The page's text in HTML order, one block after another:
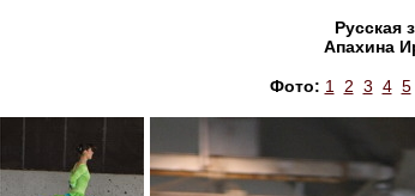
Русская
Апахина
Фото: 1 2 3 4 5